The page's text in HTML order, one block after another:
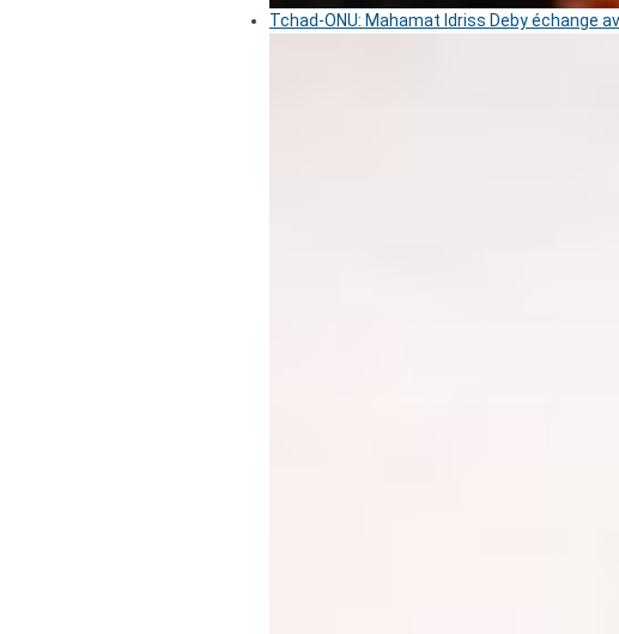
Tchad-ONU: Mahamat Idriss Deby échange